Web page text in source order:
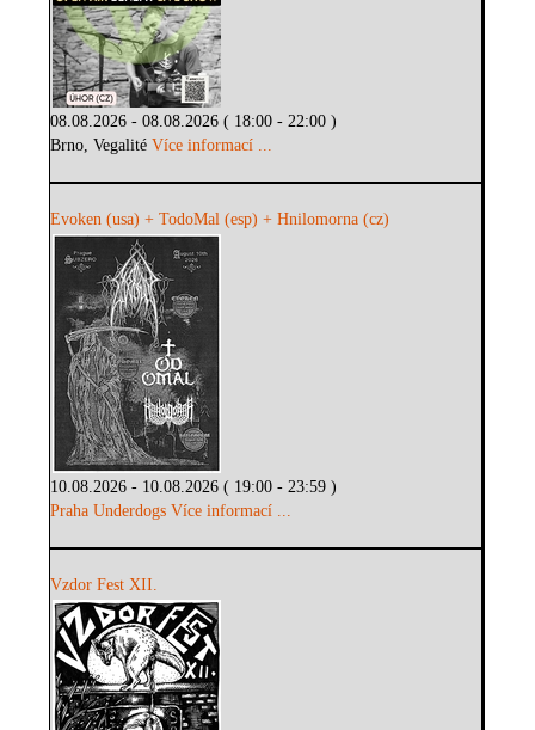
08.08.2026 - 08.08.2026 ( 18:00 - 22:00 )
Brno, VegalitéVíce informací ...
Evoken (usa) + TodoMal (esp) + Hnilomorna (cz)
10.08.2026 - 10.08.2026 ( 19:00 - 23:59 )
Praha Underdogs Více informací ...
Vzdor Fest XII.